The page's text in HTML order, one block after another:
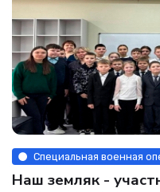
Специальная военная
Наш земляк -